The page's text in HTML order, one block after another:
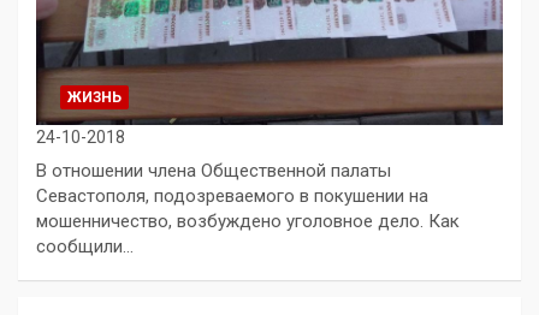
ЖИЗНЬ
24-10-2018
В отношении члена Общественной палаты
Севастополя, подозреваемого в покушении на
мошенничество, возбуждено уголовное дело. Как
сообщили…